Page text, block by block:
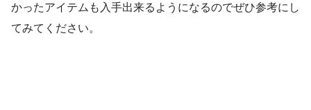
かったアイテムも入手出来るようになるのでぜひ参考にし
てみてください。